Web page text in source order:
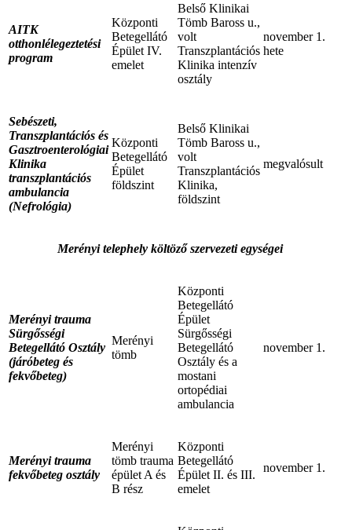
AITK
otthonlélegeztetési
program
Központi
Betegellátó
Épület IV.
emelet
Belső Klinikai
Tömb Baross u.,
volt
Transzplantációs
Klinika intenzív
osztály
november 1.
hete
Sebészeti,
Transzplantációs és
Gasztroenterológiai
Klinika
transzplantációs
ambulancia
(Nefrológia)
Központi
Betegellátó
Épület
földszint
Belső Klinikai
Tömb Baross u.,
volt
Transzplantációs
Klinika,
földszint
megvalósult
Merényi telephely költöző szervezeti egységei
Merényi trauma
Sürgősségi
Betegellátó Osztály
(járóbeteg és
fekvőbeteg)
Merényi
tömb
Központi
Betegellátó
Épület
Sürgősségi
Betegellátó
Osztály és a
mostani
ortopédiai
ambulancia
november 1.
Merényi trauma
fekvőbeteg osztály
Merényi
tömb trauma
épület A és
B rész
Központi
Betegellátó
Épület II. és III.
emelet
november 1.